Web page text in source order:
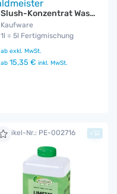
Slush-Konzentrat Wassermelone
Kaufware
1l = 5l Fertigmischung
ab exkl. MwSt.
ab 15,35 € inkl. MwSt.
Artikel-Nr.: PE-002716 +